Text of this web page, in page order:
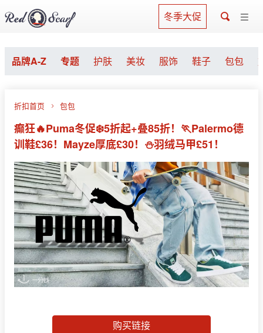
冬季大促
品牌A-Z 专题 护肤 美妆 服饰 鞋子 包包
折扣首页 包包
癫狂🔥Puma冬促❄️5折起+叠85折！🏃Palermo德
训鞋£36！Mayze厚底£30！⛄羽绒马甲£51！
购买链接